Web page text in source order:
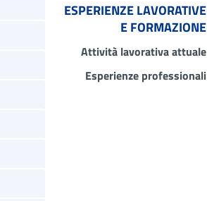
ESPERIENZE LAVORATIVE
E FORMAZIONE
Attività lavorativa attuale
Esperienze professionali